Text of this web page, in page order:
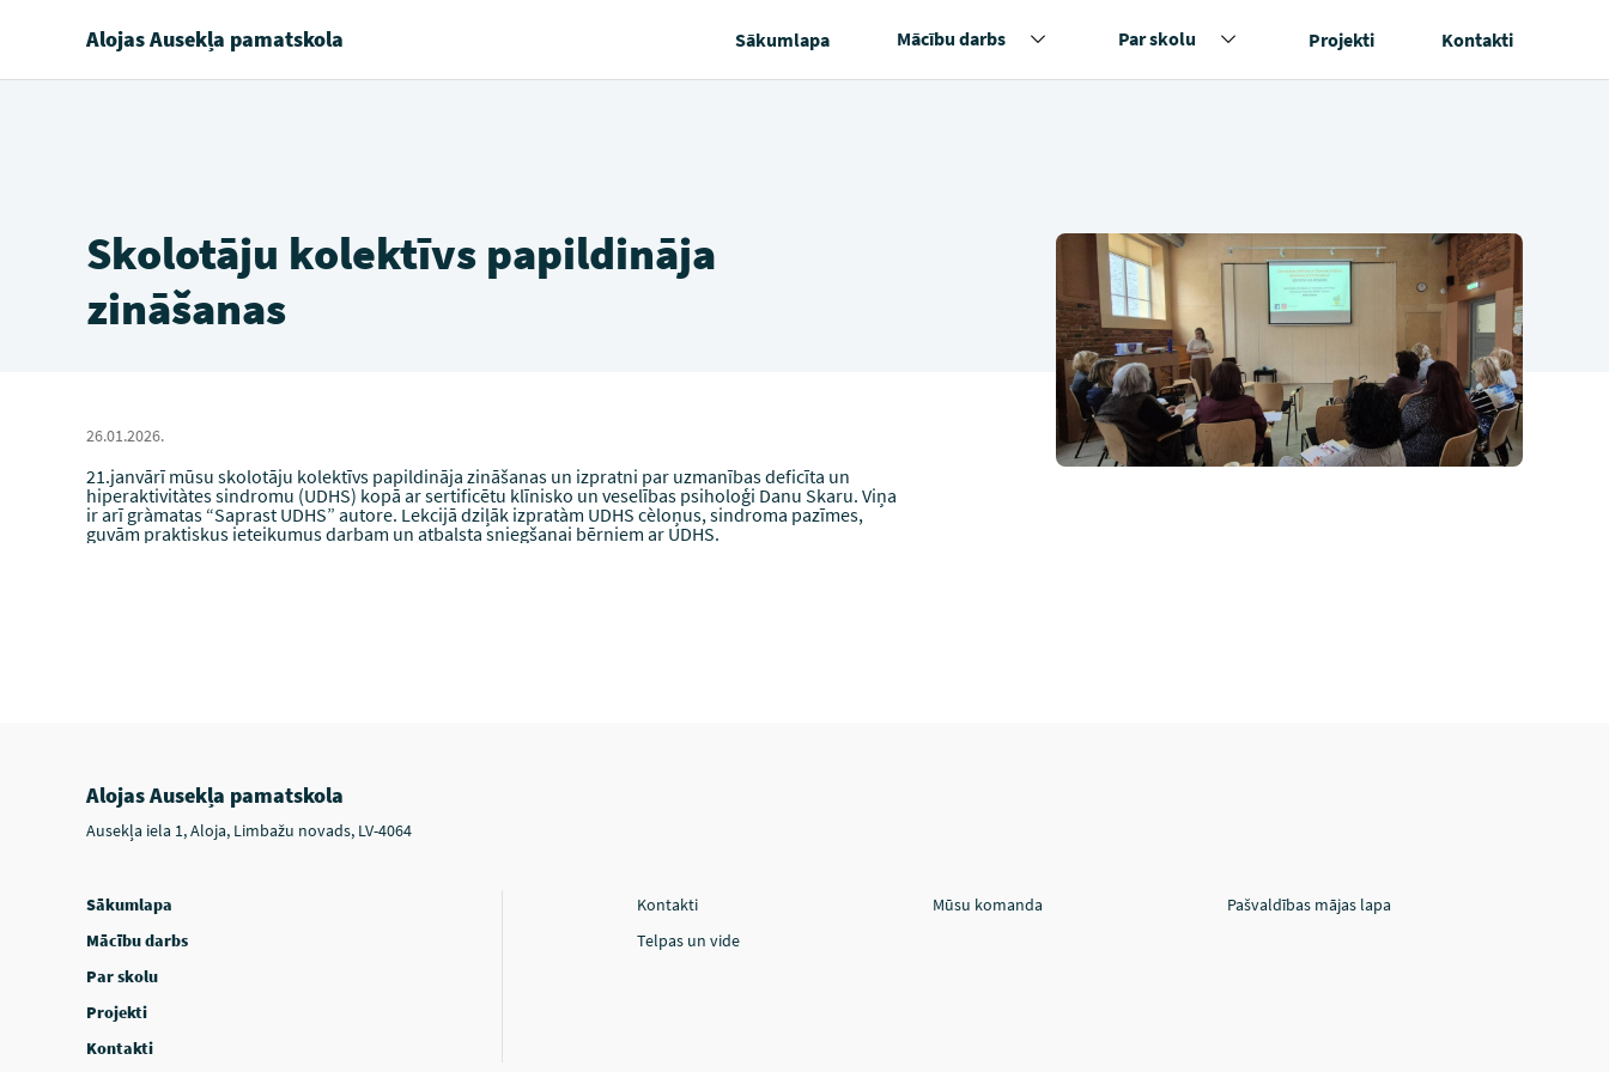
Alojas Ausekļa pamatskola Sākumlapa Mācību darbs Par skolu Projekti Kontakti
Skolotāju kolektīvs papildināja
zināšanas
26.01.2026.
21.janvārī mūsu skolotāju kolektīvs papildināja zināšanas un izpratni par uzmanības deficīta un
hiperaktivitàtes sindromu (UDHS) kopā ar sertificētu klīnisko un veselības psiholoģi Danu Skaru. Viņa
ir arī gràmatas “Saprast UDHS” autore. Lekcijā dziļāk izpratàm UDHS cèloņus, sindroma pazīmes,
guvām praktiskus ieteikumus darbam un atbalsta sniegšanai bērniem ar UDHS.
Alojas Ausekļa pamatskola
Ausekļa iela 1, Aloja, Limbažu novads, LV-4064
Sākumlapa
Mācību darbs
Par skolu
Projekti
Kontakti
Kontakti Mūsu komanda
Pašvaldības mājas lapa
Telpas un vide